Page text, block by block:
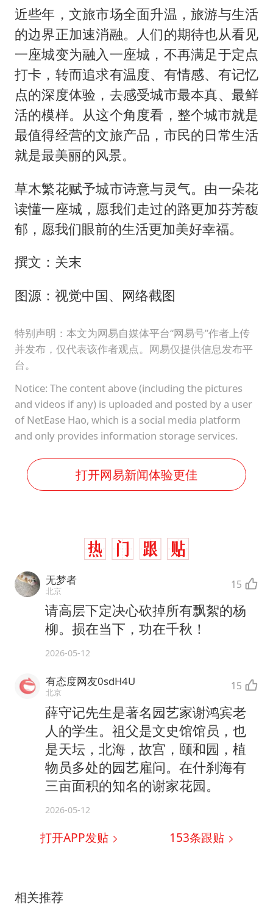
近些年，文旅市场全面升温，旅游与生活
的边界正加速消融。人们的期待也从看见
一座城变为融入一座城，不再满足于定点
打卡，转而追求有温度、有情感、有记忆
点的深度体验，去感受城市最本真、最鲜
活的模样。从这个角度看，整个城市就是
最值得经营的文旅产品，市民的日常生活
就是最美丽的风景。
草木繁花赋予城市诗意与灵气。由一朵花
读懂一座城，愿我们走过的路更加芬芳馥
郁，愿我们眼前的生活更加美好幸福。
撰文：关末
图源：视觉中国、网络截图
特别声明：本文为网易自媒体平台“网易号”作者上传
并发布，仅代表该作者观点。网易仅提供信息发布平
台。
Notice: The content above (including the pictures
and videos if any) is uploaded and posted by a user
of NetEase Hao, which is a social media platform
and only provides information storage services.
打开网易新闻体验更佳
无梦者
北京 15
请高层下定决心砍掉所有飘絮的杨
柳。损在当下，功在千秋！
2026-05-12
有态度网友0sdH4U
北京 15
薛守记先生是著名园艺家谢鸿宾老
人的学生。祖父是文史馆馆员，也
是天坛，北海，故宫，颐和园，植
物员多处的园艺雇问。在什刹海有
三亩面积的知名的谢家花园。
2026-05-12
打开APP发贴 153条跟贴
相关推荐